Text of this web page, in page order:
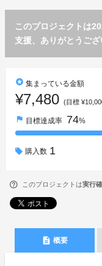
このプロジェクトは
支援、ありがとうござ
stars 集まっている金額
¥7,480 (目標
flag 目標達成率 74%
購入数 1
このプロジェクトは実行
description 概要